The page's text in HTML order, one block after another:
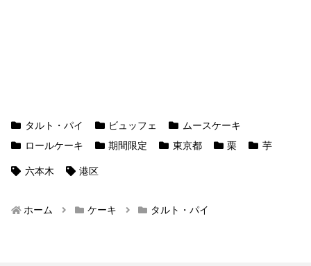
タルト・パイ ビュッフェ
ムースケーキ
ロールケーキ
期間限定 東京都 栗 芋
六本木 港区
ホーム ケーキ タルト・パイ